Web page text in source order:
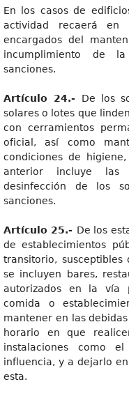
En los casos de
actividad recaerá en
encargados del
incumplimiento de la
sanciones.
Artículo 24.- De los
solares o lotes que
con cerramientos
oficial, así como
condiciones de
anterior incluye las
desinfección de los
sanciones.
Artículo 25.- De los
de establecimientos
transitorio,
se incluyen bares,
autorizados en la vía
comida o
mantener en las
horario en que
instalaciones como
influencia, y a dejarlo
esta.